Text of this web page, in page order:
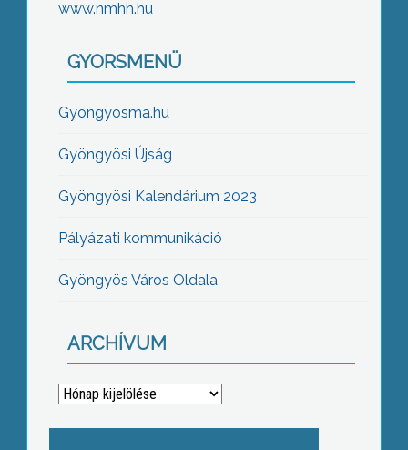
www.nmhh.hu
GYORSMENÜ
Gyöngyösma.hu
Gyöngyösi Újság
Gyöngyösi Kalendárium 2023
Pályázati kommunikáció
Gyöngyös Város Oldala
ARCHÍVUM
Archívum